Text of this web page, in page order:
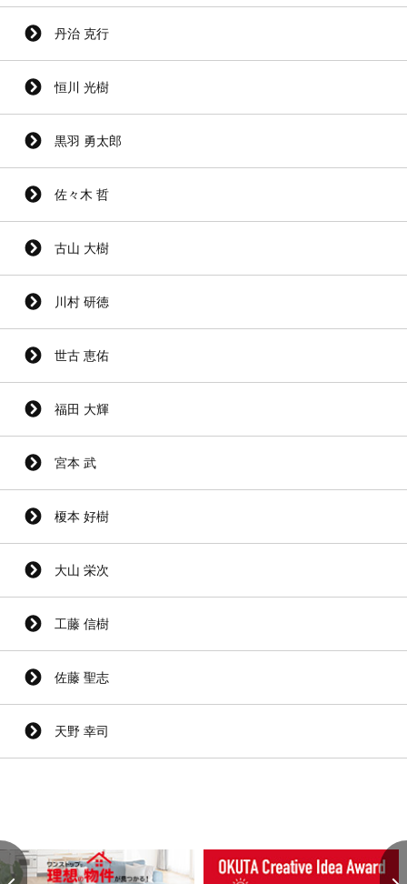
丹治 克行
恒川 光樹
黒羽 勇太郎
佐々木 哲
古山 大樹
川村 研徳
世古 恵佑
福田 大輝
宮本 武
榎本 好樹
大山 栄次
工藤 信樹
佐藤 聖志
天野 幸司